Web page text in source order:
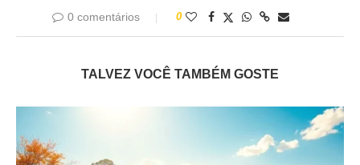
0 comentários 0
TALVEZ VOCÊ TAMBÉM GOSTE